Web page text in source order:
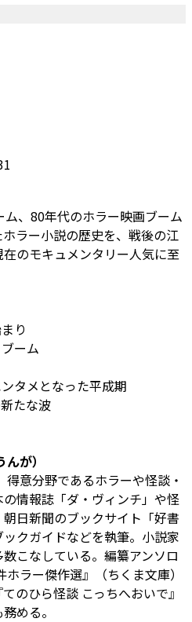
、80年代のホラー映画ブーム
ラー小説の歴史を、戦後の江
のモキュメンタリー人気に至
り
ーム
タメとなった平成期
たな波
が）
意分野であるホラーや怪談・
情報誌「ダ・ヴィンチ」や怪
日新聞のブックサイト「好書
クガイドなどを執筆。小説家
こなしている。編纂アンソロ
ラー傑作選』（ちくま文庫）
のひら怪談 こっちへおいで』
める。